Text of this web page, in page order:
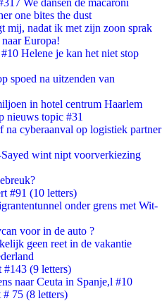
We dansen de macaroni
one bites the dust
mij, nadat ik met zijn zoon sprak
Europa!
Helene je kan het niet stop
spoed na uitzenden van
in hotel centrum Haarlem
nieuws topic #31
cyberaanval op logistiek partner
wint nipt voorverkiezing
#91 (10 letters)
onder grens met Wit-
voor in de auto ?
geen reet in de vakantie
#143 (9 letters)
naar Ceuta in Spanje,l #10
# 75 (8 letters)